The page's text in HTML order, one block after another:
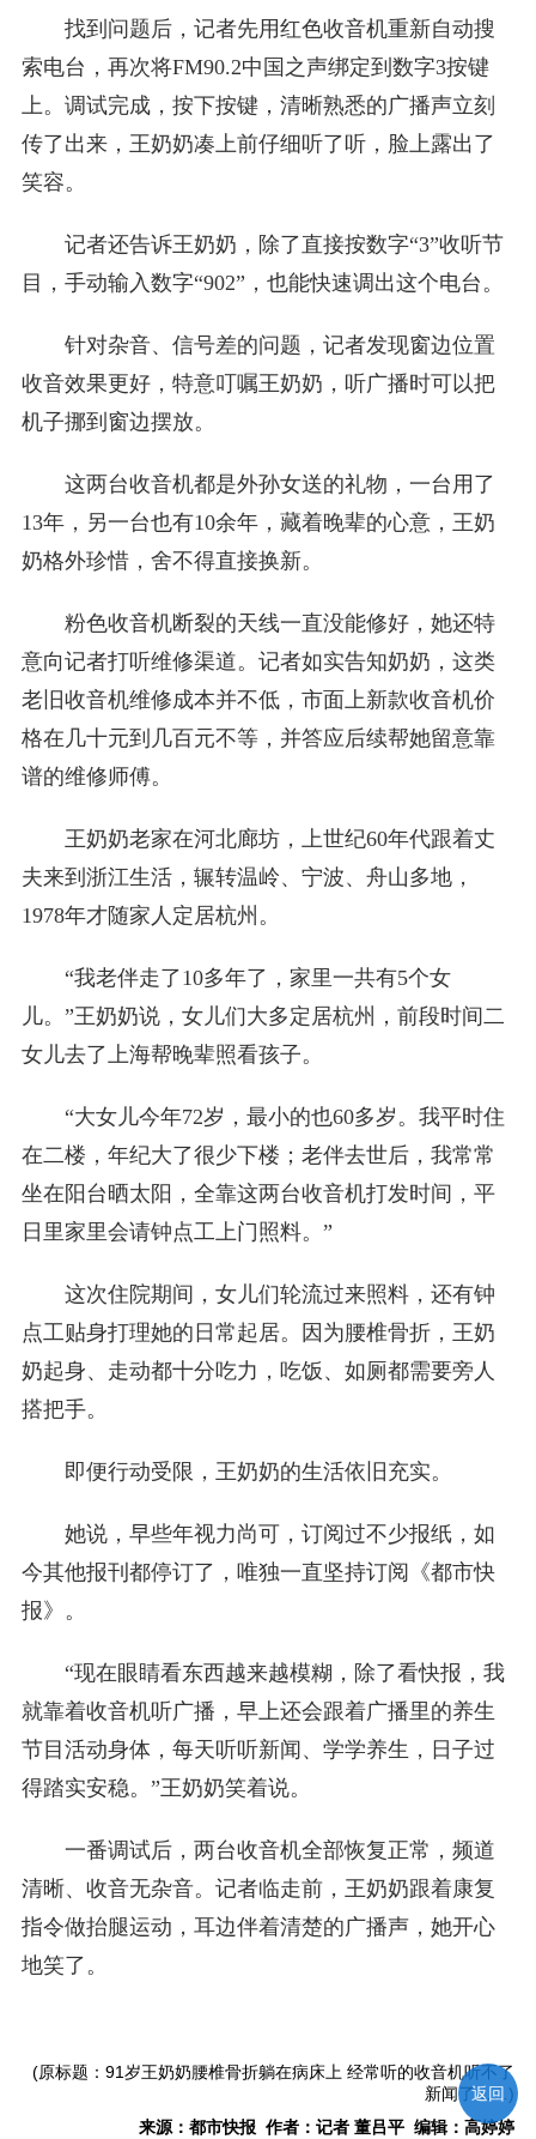
找到问题后，记者先用红色收音机重新自动搜
索电台，再次将FM90.2中国之声绑定到数字3按键
上。调试完成，按下按键，清晰熟悉的广播声立刻
传了出来，王奶奶凑上前仔细听了听，脸上露出了
笑容。
记者还告诉王奶奶，除了直接按数字“3”收听节
目，手动输入数字“902”，也能快速调出这个电台。
针对杂音、信号差的问题，记者发现窗边位置
收音效果更好，特意叮嘱王奶奶，听广播时可以把
机子挪到窗边摆放。
这两台收音机都是外孙女送的礼物，一台用了
13年，另一台也有10余年，藏着晚辈的心意，王奶
奶格外珍惜，舍不得直接换新。
粉色收音机断裂的天线一直没能修好，她还特
意向记者打听维修渠道。记者如实告知奶奶，这类
老旧收音机维修成本并不低，市面上新款收音机价
格在几十元到几百元不等，并答应后续帮她留意靠
谱的维修师傅。
王奶奶老家在河北廊坊，上世纪60年代跟着丈
夫来到浙江生活，辗转温岭、宁波、舟山多地，
1978年才随家人定居杭州。
“我老伴走了10多年了，家里一共有5个女
儿。”王奶奶说，女儿们大多定居杭州，前段时间二
女儿去了上海帮晚辈照看孩子。
“大女儿今年72岁，最小的也60多岁。我平时住
在二楼，年纪大了很少下楼；老伴去世后，我常常
坐在阳台晒太阳，全靠这两台收音机打发时间，平
日里家里会请钟点工上门照料。”
这次住院期间，女儿们轮流过来照料，还有钟
点工贴身打理她的日常起居。因为腰椎骨折，王奶
奶起身、走动都十分吃力，吃饭、如厕都需要旁人
搭把手。
即便行动受限，王奶奶的生活依旧充实。
她说，早些年视力尚可，订阅过不少报纸，如
今其他报刊都停订了，唯独一直坚持订阅《都市快
报》。
“现在眼睛看东西越来越模糊，除了看快报，我
就靠着收音机听广播，早上还会跟着广播里的养生
节目活动身体，每天听听新闻、学学养生，日子过
得踏实安稳。”王奶奶笑着说。
一番调试后，两台收音机全部恢复正常，频道
清晰、收音无杂音。记者临走前，王奶奶跟着康复
指令做抬腿运动，耳边伴着清楚的广播声，她开心
地笑了。
(原标题：91岁王奶奶腰椎骨折躺在病床上 经常听的收音机听不了
新闻了……)
来源：都市快报 作者：记者 董吕平 编辑：高婷婷
返回